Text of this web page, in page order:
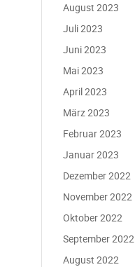
August 2023
Juli 2023
Juni 2023
Mai 2023
April 2023
März 2023
Februar 2023
Januar 2023
Dezember 2022
November 2022
Oktober 2022
September 2022
August 2022